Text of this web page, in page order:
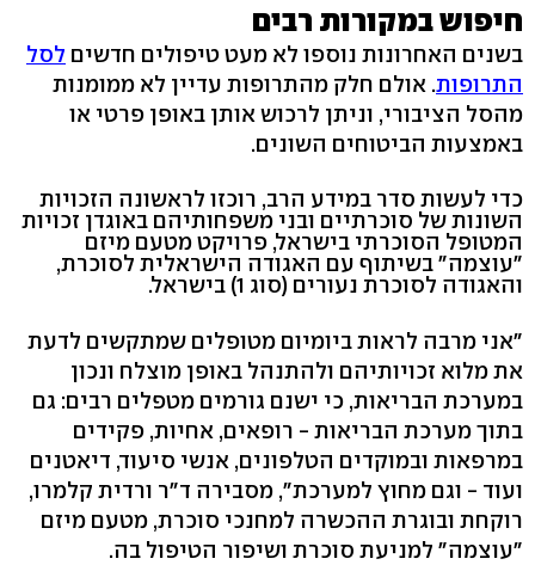
חיפוש במקורות רבים
בשנים האחרונות נוספו לא מעט טיפולים חדשים לסל
התרופות. אולם חלק מהתרופות עדיין לא ממומנות
מהסל הציבורי, וניתן לרכוש אותן באופן פרטי או
באמצעות הביטוחים השונים.
כדי לעשות סדר במידע הרב, רוכזו לראשונה הזכויות
השונות של סוכרתיים ובני משפחותיהם באוגדן זכויות
המטופל הסוכרתי בישראל, פרויקט מטעם מיזם
"עוצמה" בשיתוף עם האגודה הישראלית לסוכרת,
והאגודה לסוכרת נעורים (סוג 1) בישראל.
"אני מרבה לראות ביומיום מטופלים שמתקשים לדעת
את מלוא זכויותיהם ולהתנהל באופן מוצלח ונכון
במערכת הבריאות, כי ישנם גורמים מטפלים רבים: גם
בתוך מערכת הבריאות - רופאים, אחיות, פקידים
במרפאות ובמוקדים הטלפונים, אנשי סיעוד, דיאטנים
ועוד - וגם מחוץ למערכת", מסבירה ד"ר ורדית קלמרו,
רוקחת ובוגרת ההכשרה למחנכי סוכרת, מטעם מיזם
"עוצמה" למניעת סוכרת ושיפור הטיפול בה.